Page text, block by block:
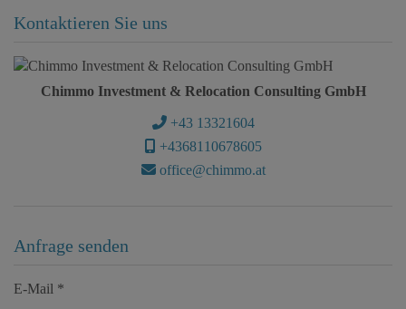
Kontaktieren Sie uns
Chimmo Investment & Relocation Consulting GmbH
+43 13321604
+4368110678605
office@chimmo.at
Anfrage senden
E-Mail